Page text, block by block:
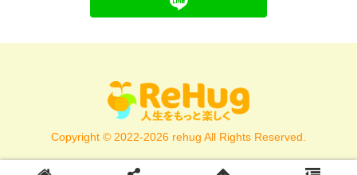
Copyright © 2022-2026 rehug All Rights Reserved.